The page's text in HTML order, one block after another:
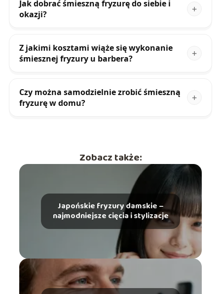
Jak dobrać śmieszną fryzurę do siebie i
okazji?
Z jakimi kosztami wiąże się wykonanie
śmiesznej fryzury u barbera?
Czy można samodzielnie zrobić śmieszną
fryzurę w domu?
Zobacz także:
Japońskie fryzury damskie –
najmodniejsze cięcia i stylizacje